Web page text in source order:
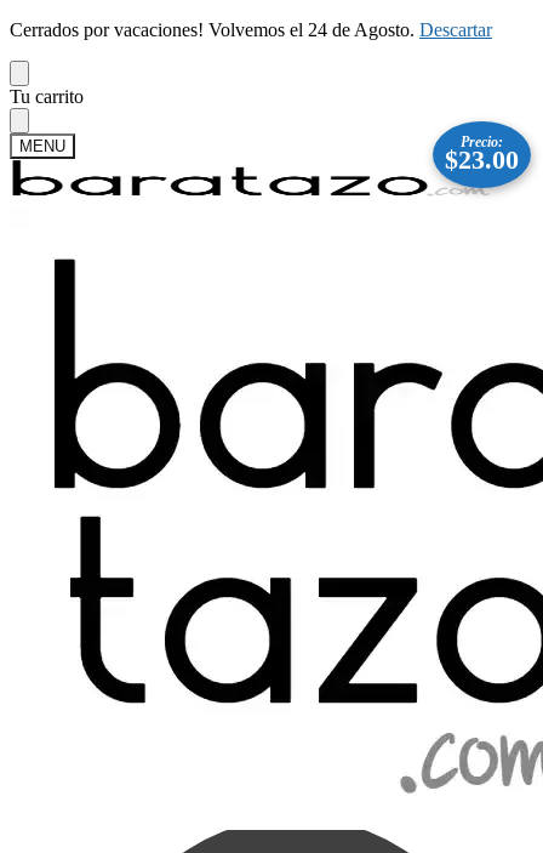
Cerrados por vacaciones! Volvemos el 24 de Agosto. Descartar
Skip
to
navigation
Skip
to
content
Tu carrito
MENU
Mi cuenta
Precio:
$23.00